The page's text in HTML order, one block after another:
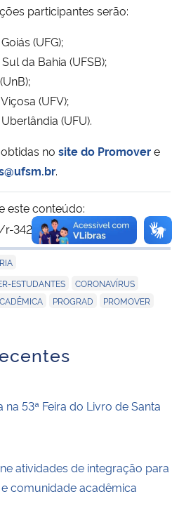
participantes serão:
(UFG);
da Bahia (UFSB);
(UFV);
(UFU).
no site do Promovere
.
este conteúdo:
342-18307
Copiar
para área de
ESTUDANTES CORONAVÍRUS
PROGRAD PROMOVER
53ª Feira do Livro de Santa
atividades de integração para
comunidade acadêmica